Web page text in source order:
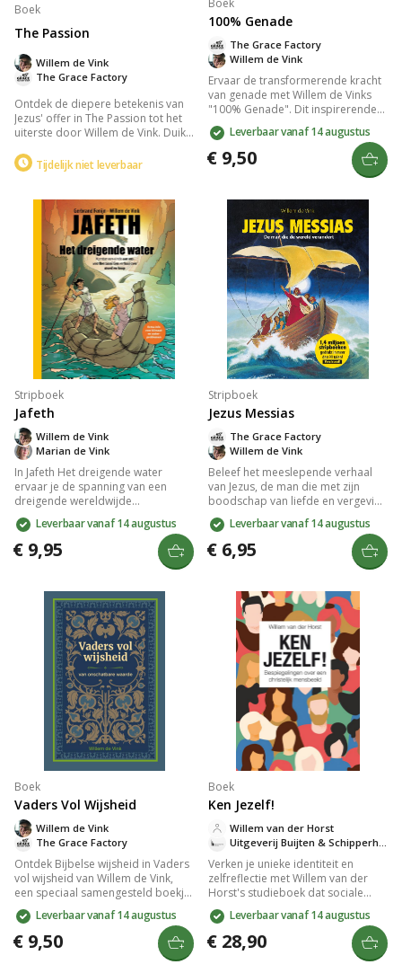
Boek
The Passion
The Grace Factory
Willem de Vink
Ontdek de diepere betekenis van
Jezus' offer in The Passion tot het
uiterste door Willem de Vink. Duik
immense geloof terwijl je zijn
verhaal herleeft, geïnspireerd door
en Chagall. Perfect voor wie
gefascineerd is door de tijdloze
aantrekkingskracht van de passie.
Tijdelijk niet leverbaar
Boek
100% Genade
Willem de Vink
The Grace Factory
Ervaar de transformerende kracht
van genade met Willem de Vinks
"100% Genade". Dit inspirerende
boekje biedt 31 bijbelteksten en
levendige illustraties die
onverwachte goedheid onthullen
en elke dag verrijken. Laat je
verrassen door de schoonheid van
je leven kleurt en verrijkt.
Leverbaar vanaf 14 augustus
€ 9,50
Stripboek
Jafeth
Marian de Vink
Willem de Vink
In Jafeth Het dreigende water
ervaar je de spanning van een
dreigende wereldwijde
overstroming die parallellen trekt
met huidige klimaatuitdagingen.
Volg Jafeth en zijn familie in een
episch avontuur vol moed,
overlevingsdrang en waardevolle
actueel en meeslepend verhaal
over zorg voor de aarde.
Leverbaar vanaf 14 augustus
€ 9,95
Stripboek
Jezus Messias
Willem de Vink
The Grace Factory
Beleef het meeslepende verhaal
van Jezus, de man die met zijn
boodschap van liefde en vergeving
de wereld veranderde. Dit prachtig
geïllustreerde stripboek, vertaald
in meer dan 99 talen, brengt het
tijdloze en inspirerende leven van
Jezus tot leven, van zijn leringen tot
Leverbaar vanaf 14 augustus
€ 6,95
Boek
Vaders Vol Wijsheid
The Grace Factory
Willem de Vink
Ontdek Bijbelse wijsheid in Vaders
vol wijsheid van Willem de Vink,
een speciaal samengesteld boekje
voor vaders met 31 meditaties.
Vind inspiratie en wijsheid om
jezelf als vader te verrijken en een
positieve invloed op je kind uit te
oefenen. Een must-read voor elke
Leverbaar vanaf 14 augustus
€ 9,50
Boek
Ken Jezelf!
Uitgeverij Buijten & Schipperheijn
Willem van der Horst
Verken je unieke identiteit en
zelfreflectie met Willem van der
Horst's studieboek dat sociale
wetenschap, filosofie en theologie
combineert. Ontdek de rol van
medemensen, vrijheid,
verantwoordelijkheid en je ziel in
het christelijk mensbeeld. Perfect
Leverbaar vanaf 14 augustus
€ 28,90